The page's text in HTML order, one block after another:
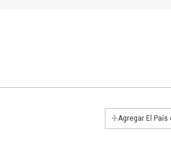
+Agregar El País